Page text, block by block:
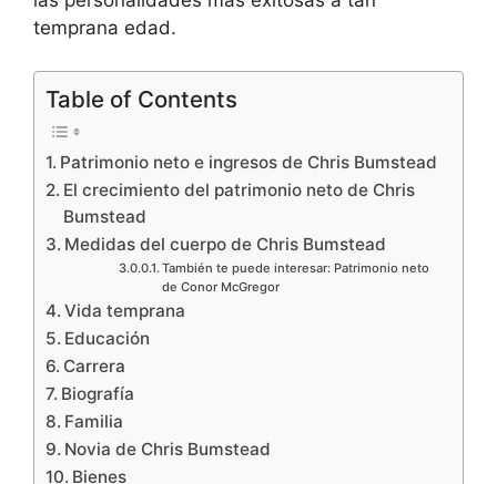
temprana edad.
Table of Contents
Patrimonio neto e ingresos de Chris Bumstead
El crecimiento del patrimonio neto de Chris
Bumstead
Medidas del cuerpo de Chris Bumstead
También te puede interesar: Patrimonio neto
de Conor McGregor
Vida temprana
Educación
Carrera
Biografía
Familia
Novia de Chris Bumstead
Bienes